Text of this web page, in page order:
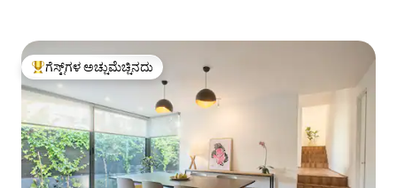
ಗೆಸ್ಟ್‌ಗಳಿಗೆ ಅತಿ ಹೆಚ್ಚು ಅಚ್ಚುಮೆಚ್ಚಿನದು
ಗೆಸ್ಟ್‌ಗಳ ಅಚ್ಚುಮೆಚ್ಚಿನದು